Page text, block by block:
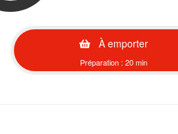
À emporter
Préparation : 20 min